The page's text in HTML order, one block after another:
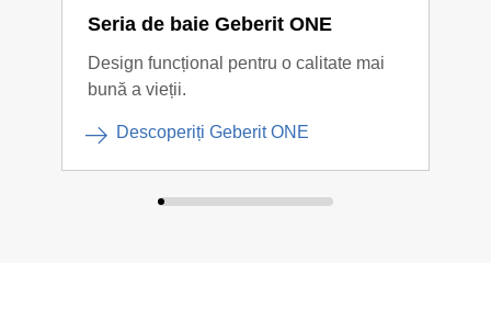
Seria de baie Geberit ONE
Design funcțional pentru o calitate mai
bună a vieții.
Descoperiți Geberit ONE